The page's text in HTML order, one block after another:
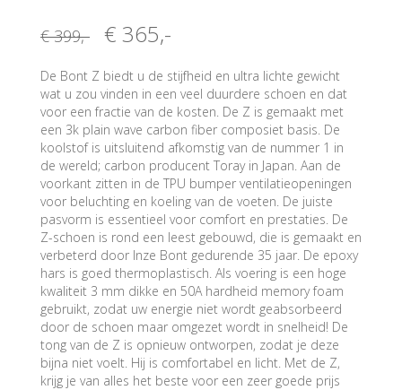
€ 399,- € 365,-
De Bont Z biedt u de stijfheid en ultra lichte gewicht
wat u zou vinden in een veel duurdere schoen en dat
voor een fractie van de kosten. De Z is gemaakt met
een 3k plain wave carbon fiber composiet basis. De
koolstof is uitsluitend afkomstig van de nummer 1 in
de wereld; carbon producent Toray in Japan. Aan de
voorkant zitten in de TPU bumper ventilatieopeningen
voor beluchting en koeling van de voeten. De juiste
pasvorm is essentieel voor comfort en prestaties. De
Z-schoen is rond een leest gebouwd, die is gemaakt en
verbeterd door Inze Bont gedurende 35 jaar. De epoxy
hars is goed thermoplastisch. Als voering is een hoge
kwaliteit 3 mm dikke en 50A hardheid memory foam
gebruikt, zodat uw energie niet wordt geabsorbeerd
door de schoen maar omgezet wordt in snelheid! De
tong van de Z is opnieuw ontworpen, zodat je deze
bijna niet voelt. Hij is comfortabel en licht. Met de Z,
krijg je van alles het beste voor een zeer goede prijs